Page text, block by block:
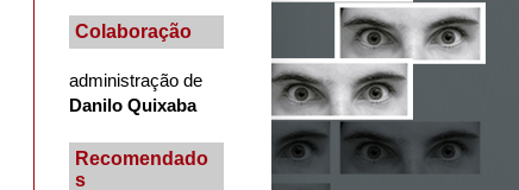
Colaboração
administração de
Danilo Quixaba
Recomendado
s